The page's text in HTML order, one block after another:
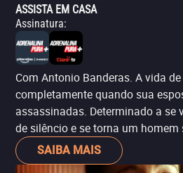
ASSISTA EM CASA
Assinatura:
Com Antonio Banderas. A vida
completamente quando sua
assassinadas. Determinado a se
de silêncio e se torna um homem
SAIBA MAIS